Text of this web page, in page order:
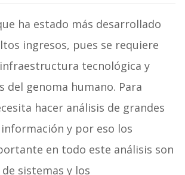
ha estado más desarrollado
ingresos, pues se requiere
tecnológica y
del genoma humano. Para
hacer análisis de grandes
y por eso los
en todo este análisis son
sistemas y los